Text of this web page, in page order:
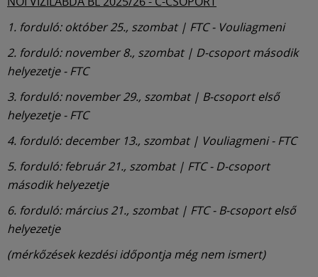
1. forduló: október 25., szombat | FTC - Vouliagmeni
2. forduló: november 8., szombat | D-csoport második
helyezetje - FTC
3. forduló: november 29., szombat | B-csoport első
helyezetje - FTC
4. forduló: december 13., szombat | Vouliagmeni - FTC
5. forduló: február 21., szombat | FTC - D-csoport
második helyezetje
6. forduló: március 21., szombat | FTC - B-csoport első
helyezetje
(mérkőzések kezdési időpontja még nem ismert)